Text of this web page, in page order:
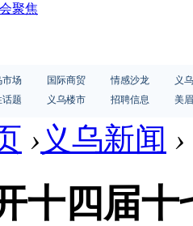
聚焦
市场 国际商贸 情感沙龙
义
话题 义乌楼市 招聘信息 美
› 义乌新闻 ›
十四届